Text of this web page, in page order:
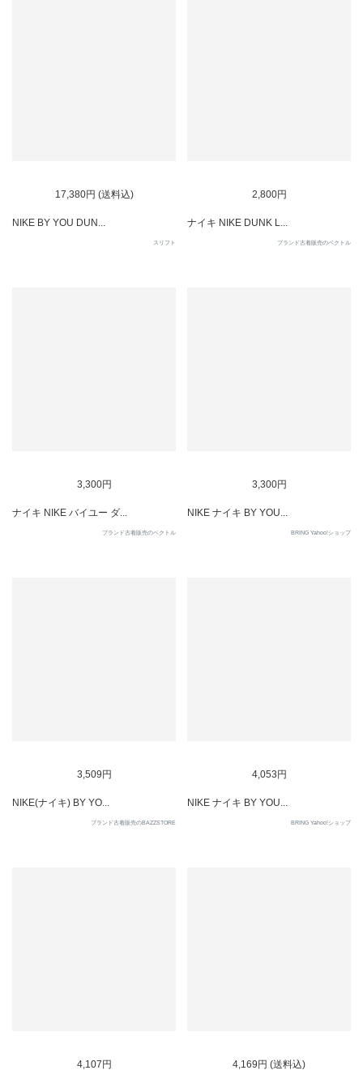
17,380円 (送料込)
NIKE BY YOU DUN...
スリフト
2,800円
ナイキ NIKE DUNK L...
ブランド古着販売のベクトル
3,300円
ナイキ NIKE バイユー ダ...
ブランド古着販売のベクトル
3,300円
NIKE ナイキ BY YOU...
BRING Yahoo!ショップ
3,509円
NIKE(ナイキ) BY YO...
ブランド古着販売のBAZZSTORE
4,053円
NIKE ナイキ BY YOU...
BRING Yahoo!ショップ
4,107円 4,169円 (送料込)